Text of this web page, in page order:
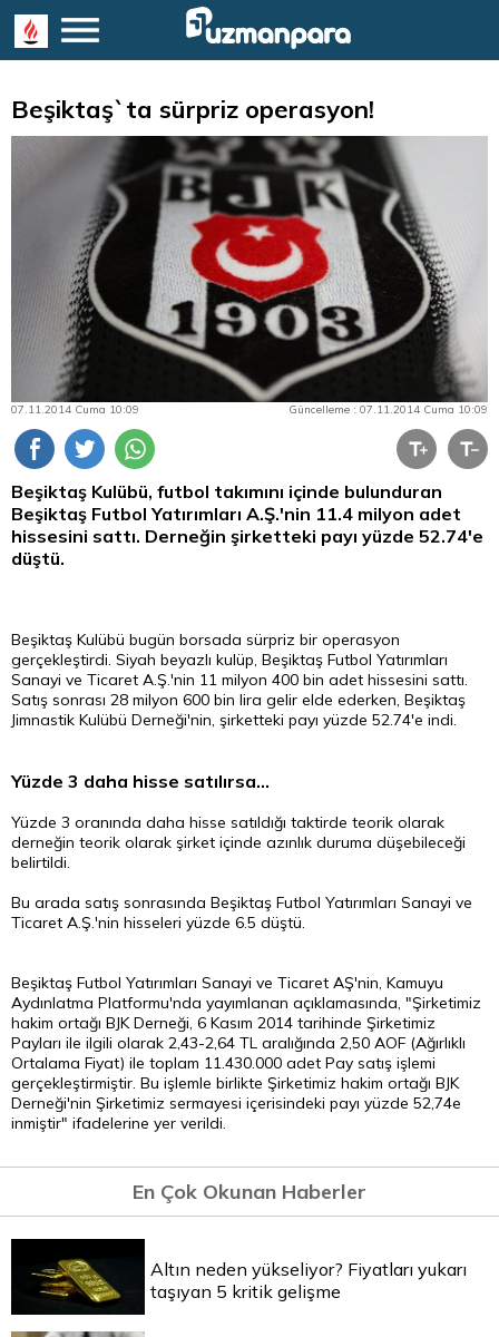
Beşiktaş`ta sürpriz operasyon!
07.11.2014 Cuma 10:09 Güncelleme : 07.11.2014 Cuma 10:09
Beşiktaş Kulübü, futbol takımını içinde bulunduran
Beşiktaş Futbol Yatırımları A.Ş.'nin 11.4 milyon adet
hissesini sattı. Derneğin şirketteki payı yüzde 52.74'e
düştü.
Beşiktaş Kulübü bugün borsada sürpriz bir operasyon
gerçekleştirdi. Siyah beyazlı kulüp, Beşiktaş Futbol Yatırımları
Sanayi ve Ticaret A.Ş.'nin 11 milyon 400 bin adet hissesini sattı.
Satış sonrası 28 milyon 600 bin lira gelir elde ederken, Beşiktaş
Jimnastik Kulübü Derneği'nin, şirketteki payı yüzde 52.74'e indi.
Yüzde 3 daha hisse satılırsa...
Yüzde 3 oranında daha hisse satıldığı taktirde teorik olarak
derneğin teorik olarak şirket içinde azınlık duruma düşebileceği
belirtildi.
Bu arada satış sonrasında Beşiktaş Futbol Yatırımları Sanayi ve
Ticaret A.Ş.'nin hisseleri yüzde 6.5 düştü.
Beşiktaş Futbol Yatırımları Sanayi ve Ticaret AŞ'nin, Kamuyu
Aydınlatma Platformu'nda yayımlanan açıklamasında, "Şirketimiz
hakim ortağı BJK Derneği, 6 Kasım 2014 tarihinde Şirketimiz
Payları ile ilgili olarak 2,43-2,64 TL aralığında 2,50 AOF (Ağırlıklı
Ortalama Fiyat) ile toplam 11.430.000 adet Pay satış işlemi
gerçekleştirmiştir. Bu işlemle birlikte Şirketimiz hakim ortağı BJK
Derneği'nin Şirketimiz sermayesi içerisindeki payı yüzde 52,74e
inmiştir" ifadelerine yer verildi.
En Çok Okunan Haberler
Altın neden yükseliyor? Fiyatları yukarı
taşıyan 5 kritik gelişme